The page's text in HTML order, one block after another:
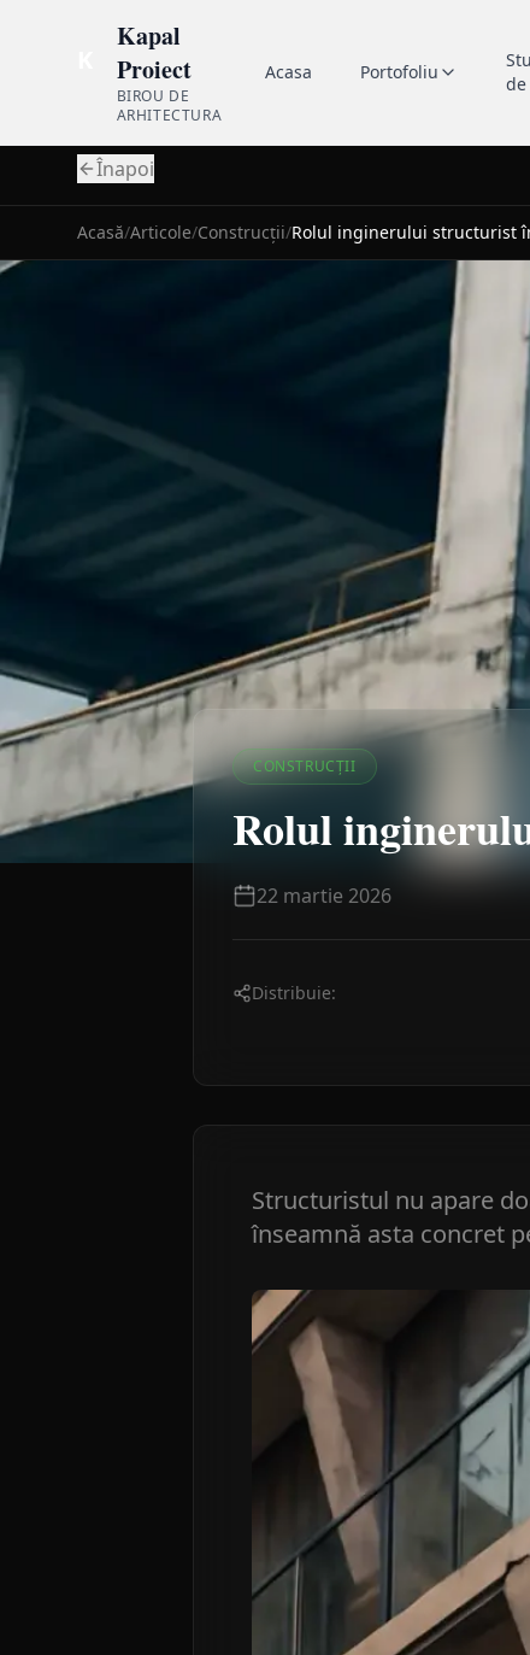
Kapal
Proiect
BIROU DE
ARHITECTURA
Acasa Portofoliu
de
Înapoi
Acasă/Articole/Construcții/Rolul inginerului structurist
CONSTRUCȚII
Rolul
22 martie 2026
Distribuie:
Structuristul nu apare
înseamnă asta concret